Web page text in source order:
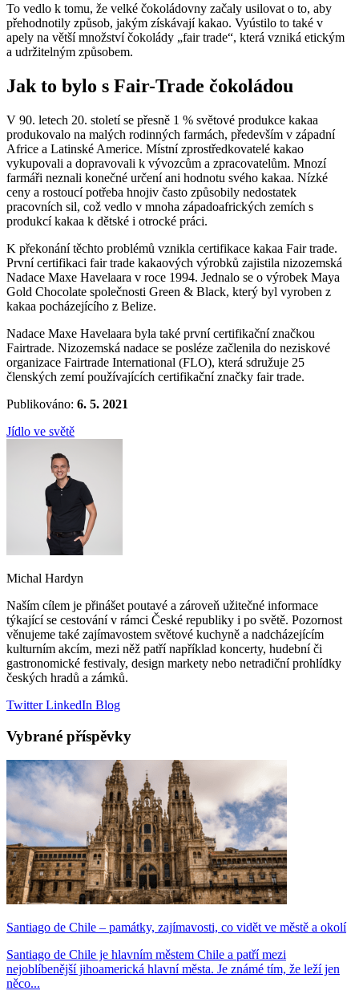
To vedlo k tomu, že velké čokoládovny začaly usilovat o to, aby
přehodnotily způsob, jakým získávají kakao. Vyústilo to také v
apely na větší množství čokolády „fair trade“, která vzniká etickým
a udržitelným způsobem.
Jak to bylo s Fair-Trade čokoládou
V 90. letech 20. století se přesně 1 % světové produkce kakaa
produkovalo na malých rodinných farmách, především v západní
Africe a Latinské Americe. Místní zprostředkovatelé kakao
vykupovali a dopravovali k vývozcům a zpracovatelům. Mnozí
farmáři neznali konečné určení ani hodnotu svého kakaa. Nízké
ceny a rostoucí potřeba hnojiv často způsobily nedostatek
pracovních sil, což vedlo v mnoha západoafrických zemích s
produkcí kakaa k dětské i otrocké práci.
K překonání těchto problémů vznikla certifikace kakaa Fair trade.
První certifikaci fair trade kakaových výrobků zajistila nizozemská
Nadace Maxe Havelaara v roce 1994. Jednalo se o výrobek Maya
Gold Chocolate společnosti Green & Black, který byl vyroben z
kakaa pocházejícího z Belize.
Nadace Maxe Havelaara byla také první certifikační značkou
Fairtrade. Nizozemská nadace se posléze začlenila do neziskové
organizace Fairtrade International (FLO), která sdružuje 25
členských zemí používajících certifikační značky fair trade.
Publikováno: 6. 5. 2021
Jídlo ve světě
Michal Hardyn
Naším cílem je přinášet poutavé a zároveň užitečné informace
týkající se cestování v rámci České republiky i po světě. Pozornost
věnujeme také zajímavostem světové kuchyně a nadcházejícím
kulturním akcím, mezi něž patří například koncerty, hudební či
gastronomické festivaly, design markety nebo netradiční prohlídky
českých hradů a zámků.
TwitterLinkedIn Blog
Vybrané příspěvky
Santiago de Chile – památky, zajímavosti, co vidět ve městě a okolí
Santiago de Chile je hlavním městem Chile a patří mezi
nejoblíbenější jihoamerická hlavní města. Je známé tím, že leží jen
něco...